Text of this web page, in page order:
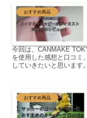
おすすめ商品
今回は、CANMAKE
を使用した感想と口コミ
していきたいと思いま
おすすめ商品